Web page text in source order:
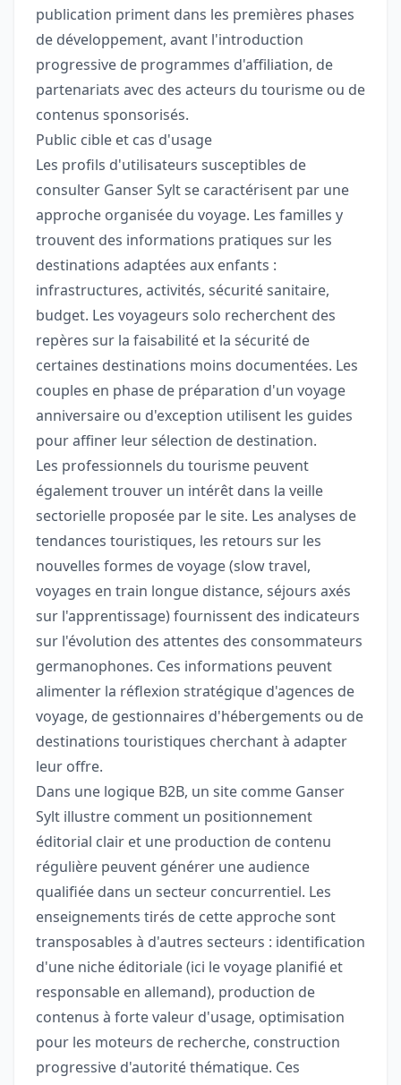
publication priment dans les premières phases
de développement, avant l'introduction
progressive de programmes d'affiliation, de
partenariats avec des acteurs du tourisme ou de
contenus sponsorisés.
Public cible et cas d'usage
Les profils d'utilisateurs susceptibles de
consulter Ganser Sylt se caractérisent par une
approche organisée du voyage. Les familles y
trouvent des informations pratiques sur les
destinations adaptées aux enfants :
infrastructures, activités, sécurité sanitaire,
budget. Les voyageurs solo recherchent des
repères sur la faisabilité et la sécurité de
certaines destinations moins documentées. Les
couples en phase de préparation d'un voyage
anniversaire ou d'exception utilisent les guides
pour affiner leur sélection de destination.
Les professionnels du tourisme peuvent
également trouver un intérêt dans la veille
sectorielle proposée par le site. Les analyses de
tendances touristiques, les retours sur les
nouvelles formes de voyage (slow travel,
voyages en train longue distance, séjours axés
sur l'apprentissage) fournissent des indicateurs
sur l'évolution des attentes des consommateurs
germanophones. Ces informations peuvent
alimenter la réflexion stratégique d'agences de
voyage, de gestionnaires d'hébergements ou de
destinations touristiques cherchant à adapter
leur offre.
Dans une logique B2B, un site comme Ganser
Sylt illustre comment un positionnement
éditorial clair et une production de contenu
régulière peuvent générer une audience
qualifiée dans un secteur concurrentiel. Les
enseignements tirés de cette approche sont
transposables à d'autres secteurs : identification
d'une niche éditoriale (ici le voyage planifié et
responsable en allemand), production de
contenus à forte valeur d'usage, optimisation
pour les moteurs de recherche, construction
progressive d'autorité thématique. Ces